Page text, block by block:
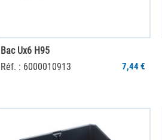
Bac Ux6 H95
Réf. : 6000010913
7,44 €